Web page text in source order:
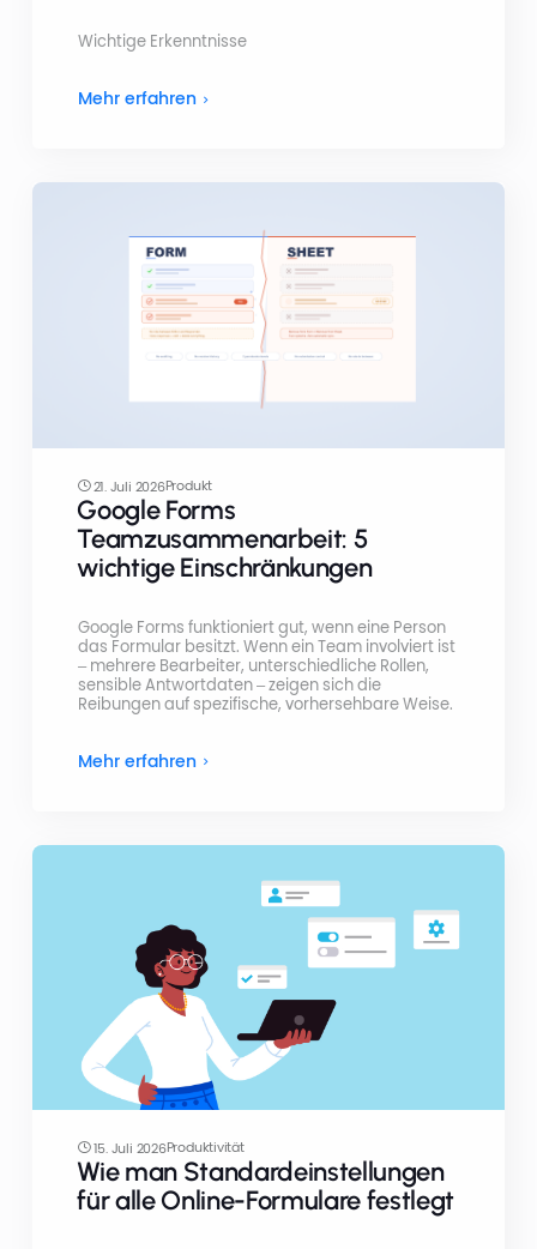
Wichtige Erkenntnisse
Mehr erfahren
21. Juli 2026Produkt
Google Forms
Teamzusammenarbeit: 5
wichtige Einschränkungen
Google Forms funktioniert gut, wenn eine Person
das Formular besitzt. Wenn ein Team involviert ist
– mehrere Bearbeiter, unterschiedliche Rollen,
sensible Antwortdaten – zeigen sich die
Reibungen auf spezifische, vorhersehbare Weise.
Mehr erfahren
15. Juli 2026Produktivität
Wie man Standardeinstellungen
für alle Online-Formulare festlegt